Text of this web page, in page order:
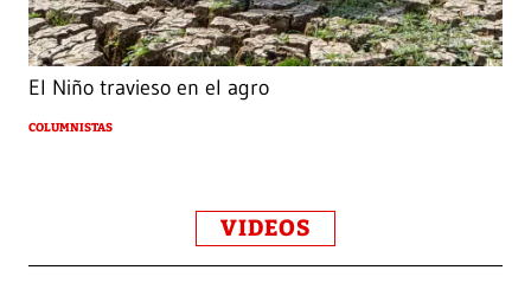
El Niño travieso en el agro
COLUMNISTAS
VIDEOS